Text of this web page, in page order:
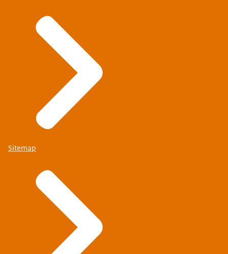
Sitemap